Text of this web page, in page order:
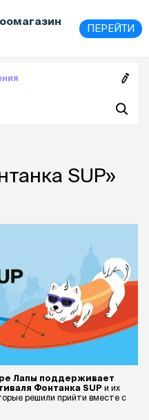
ПЕРЕЙТИ
SUP»
Лапы поддерживает
Фонтанка SUP и их
решили прийти вместе с